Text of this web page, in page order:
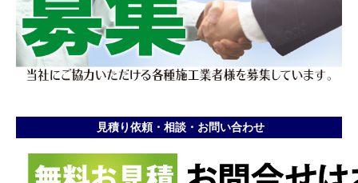
見積り依頼・相談・お問い合わせ